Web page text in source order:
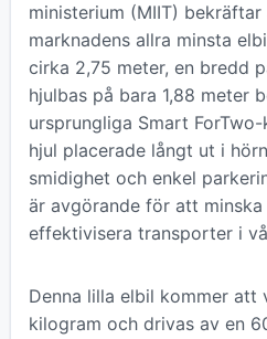
ministerium (MIIT)
marknadens allra minsta
cirka 2,75 meter, en bredd
hjulbas på bara 1,88 meter
ursprungliga Smart
hjul placerade långt ut i
smidighet och enkel
är avgörande för att
effektivisera transporter i
Denna lilla elbil kommer att
kilogram och drivas av en